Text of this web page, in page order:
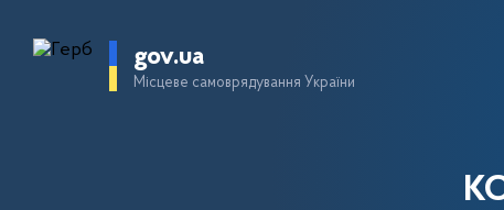
gov.ua
Місцеве самоврядування України